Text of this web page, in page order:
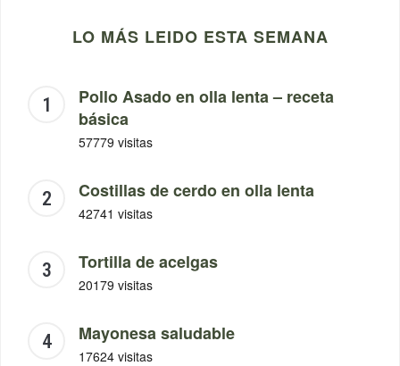
LO MÁS LEIDO ESTA SEMANA
Pollo Asado en olla lenta – receta
básica
57779 visitas
Costillas de cerdo en olla lenta
42741 visitas
Tortilla de acelgas
20179 visitas
Mayonesa saludable
17624 visitas